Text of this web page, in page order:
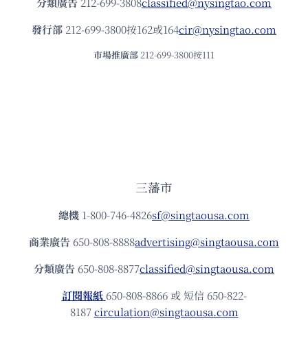
發⾏部 212-699-3800按162或164cir@nysingtao.com
市場推廣部 212-699-3800按111
三藩市
總機 1-800-746-4826sf@singtaousa.com
商業廣告 650-808-8888advertising@singtaousa.com
分類廣告 650-808-8877classified@singtaousa.com
訂閱報紙 650-808-8866 或 短信 650-822-
8187circulation@singtaousa.com